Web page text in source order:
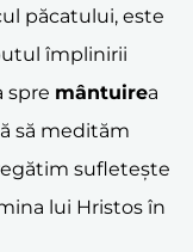
păcatului, este
împlinirii
spre mântuirea
să medităm
sufletește
lui Hristos în